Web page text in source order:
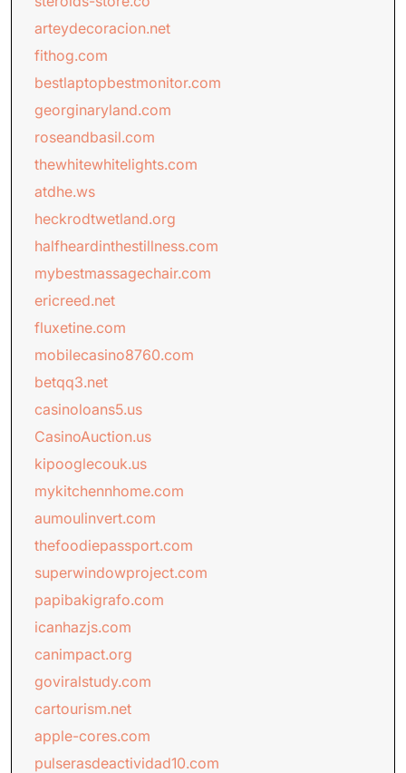
arteydecoracion.net
fithog.com
bestlaptopbestmonitor.com
georginaryland.com
roseandbasil.com
thewhitewhitelights.com
atdhe.ws
heckrodtwetland.org
halfheardinthestillness.com
mybestmassagechair.com
ericreed.net
fluxetine.com
mobilecasino8760.com
betqq3.net
casinoloans5.us
CasinoAuction.us
kipooglecouk.us
mykitchennhome.com
aumoulinvert.com
thefoodiepassport.com
superwindowproject.com
papibakigrafo.com
icanhazjs.com
canimpact.org
goviralstudy.com
cartourism.net
apple-cores.com
pulserasdeactividad10.com